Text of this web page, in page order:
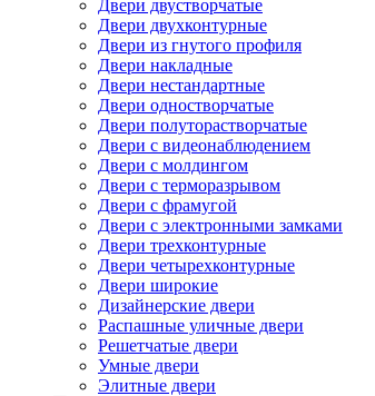
Двери двустворчатые
Двери двухконтурные
Двери из гнутого профиля
Двери накладные
Двери нестандартные
Двери одностворчатые
Двери полуторастворчатые
Двери с видеонаблюдением
Двери с молдингом
Двери с терморазрывом
Двери с фрамугой
Двери с электронными замками
Двери трехконтурные
Двери четырехконтурные
Двери широкие
Дизайнерские двери
Распашные уличные двери
Решетчатые двери
Умные двери
Элитные двери